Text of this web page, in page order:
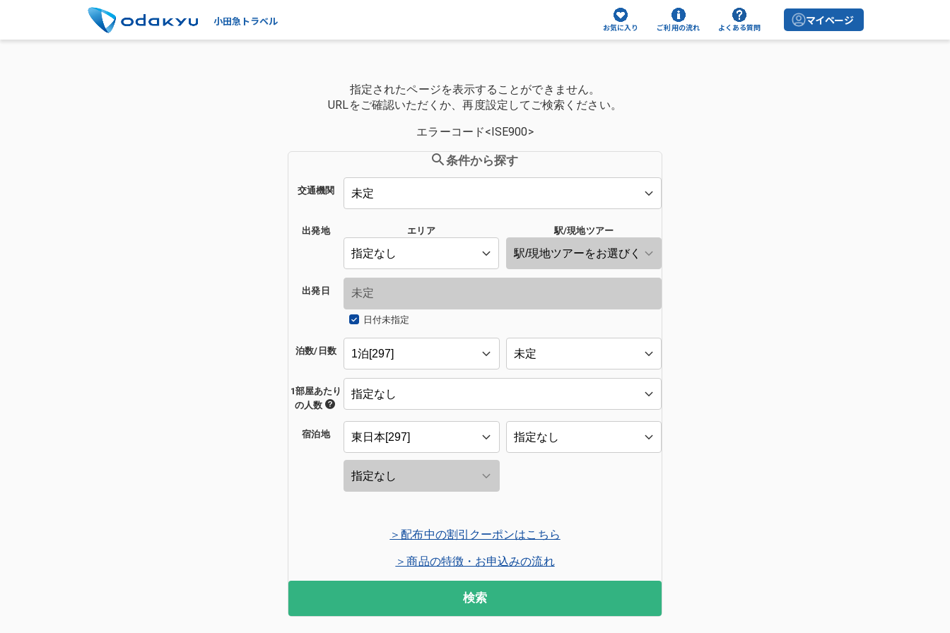
小田急トラベル お気に入り ご利用の流れ よくある質問 マイページ
指定されたページを表示することができません。
URLをご確認いただくか、再度設定してご検索ください。
エラーコード<ISE900>
条件から探す
交通機関
出発地 エリア 駅/現地ツアー
出発日
日付未指定
泊数/日数
1部屋あたり
の人数
宿泊地
＞配布中の割引クーポンはこちら
＞商品の特徴・お申込みの流れ
検索